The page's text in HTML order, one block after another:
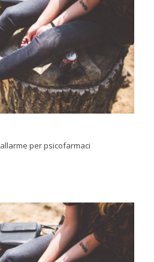
per psicofarmaci